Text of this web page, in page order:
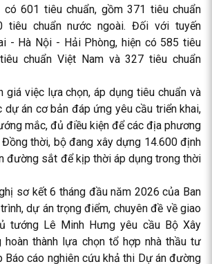
601 tiêu chuẩn, gồm 371 tiêu chuẩn
tiêu chuẩn nước ngoài. Đối với tuyến
- Hà Nội - Hải Phòng, hiện có 585 tiêu
chuẩn Việt Nam và 327 tiêu chuẩn
giá việc lựa chọn, áp dụng tiêu chuẩn và
dự án cơ bản đáp ứng yêu cầu triển khai,
mắc, đủ điều kiện để các địa phương
thời, bộ đang xây dựng 14.600 định
đường sắt để kịp thời áp dụng trong thời
sơ kết 6 tháng đầu năm 2026 của Ban
dự án trọng điểm, chuyên đề về giao
tướng Lê Minh Hưng yêu cầu Bộ Xây
hoàn thành lựa chọn tổ hợp nhà thầu tư
Báo cáo nghiên cứu khả thi Dự án đường